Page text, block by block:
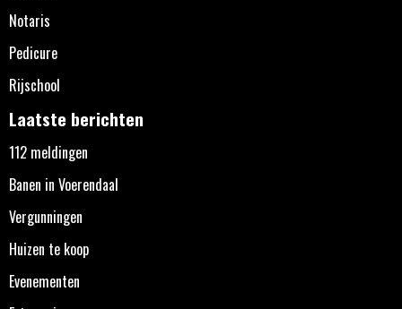
Notaris
Pedicure
Rijschool
Laatste berichten
112 meldingen
Banen in Voerendaal
Vergunningen
Huizen te koop
Evenementen